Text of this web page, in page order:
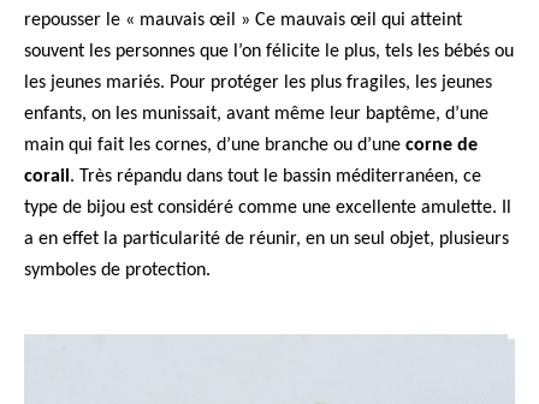
repousser le « mauvais œil » Ce mauvais œil qui atteint
souvent les personnes que l’on félicite le plus, tels les bébés ou
les jeunes mariés. Pour protéger les plus fragiles, les jeunes
enfants, on les munissait, avant même leur baptême, d’une
main qui fait les cornes, d’une branche ou d’une corne de
corail . Très répandu dans tout le bassin méditerranéen, ce
type de bijou est considéré comme une excellente amulette. Il
a en effet la particularité de réunir, en un seul objet, plusieurs
symboles de protection.